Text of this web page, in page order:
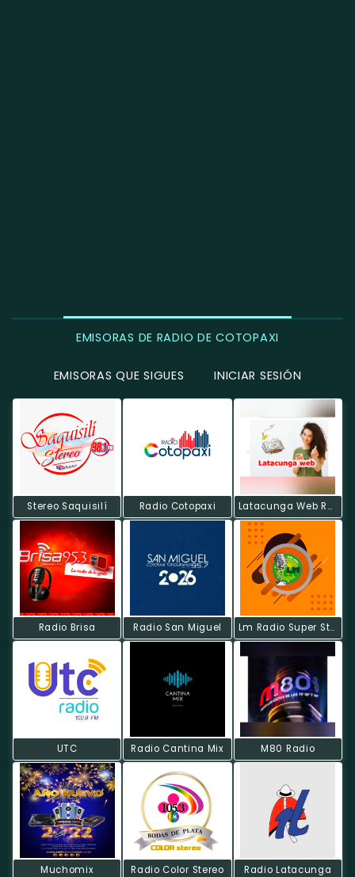
EMISORAS DE RADIO DE COTOPAXI
EMISORAS QUE SIGUES INICIAR SESIÓN
Stereo Saquisilí Radio Cotopaxi Latacunga Web Radio
Radio Brisa Radio San Miguel Lm Radio Super Stereo
UTC Radio Cantina Mix M80 Radio
Muchomix Radio Color Stereo Radio Latacunga